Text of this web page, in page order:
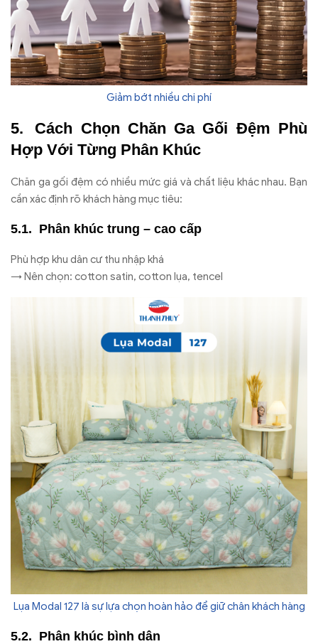
Giảm bớt nhiều chi phí
Cách Chọn Chăn Ga Gối Đệm Phù
Hợp Với Từng Phân Khúc
Chăn ga gối đệm có nhiều mức giá và chất liệu khác nhau. Bạn
cần xác định rõ khách hàng mục tiêu:
Phân khúc trung – cao cấp
Phù hợp khu dân cư thu nhập khá
→ Nên chọn: cotton satin, cotton lụa, tencel
Lụa Modal 127 là sự lựa chọn hoàn hảo để giữ chân khách hàng
Phân khúc bình dân